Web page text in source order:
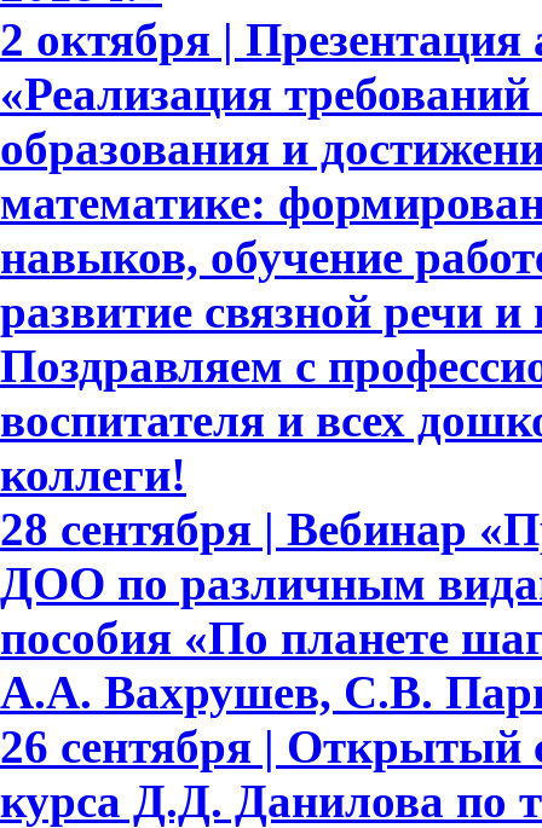
2 октября | Презентация
«Реализация
образования и
математике:
навыков, обучение
развитие связной речи
Поздравляем с
воспитателя и всех
коллеги!
28 сентября | Вебинар
ДОО по различным
пособия «По планете
А.А. Вахрушев, С.В.
26 сентября | Открытый
курса Д.Д. Данилова по